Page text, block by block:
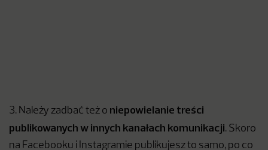
3. Należy zadbać też o niepowielanie treści
publikowanych w innych kanałach komunikacji. Skoro
na Facebooku i Instagramie publikujesz to samo, po co